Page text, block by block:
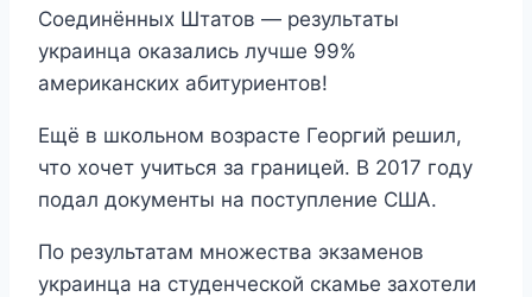
Соединённых Штатов — результаты
украинца оказались лучше 99%
американских абитуриентов!
Ещё в школьном возрасте Георгий решил,
что хочет учиться за границей. В 2017 году
подал документы на поступление США.
По результатам множества экзаменов
украинца на студенческой скамье захотели